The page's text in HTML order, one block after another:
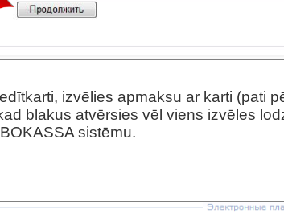
izvēlies apmaksu ar karti (pati
blakus atvērsies vēl viens izvēles
sistēmu.